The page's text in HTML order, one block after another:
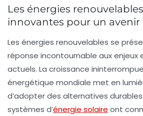
Les énergies
innovantes pour un avenir
Les énergies renouvelables se
réponse incontournable aux enjeux
actuels. La croissance
énergétique mondiale met en
d’adopter des alternatives
systèmes d’énergie solaire ont